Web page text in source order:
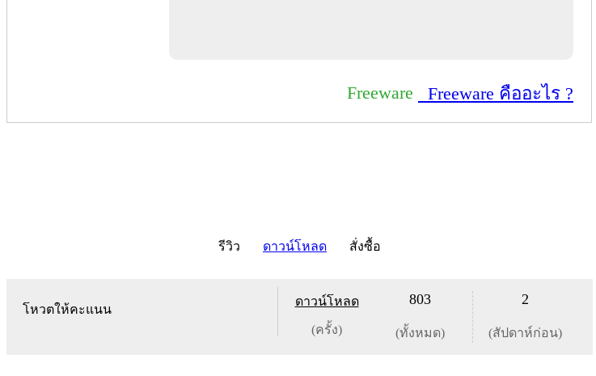
Freeware Freeware คืออะไร ?
รีวิว ดาวน์โหลด สั่งซื้อ
โหวตให้คะแนน
ดาวน์โหลด
(ครั้ง)
803
(ทั้งหมด)
2
(สัปดาห์ก่อน)